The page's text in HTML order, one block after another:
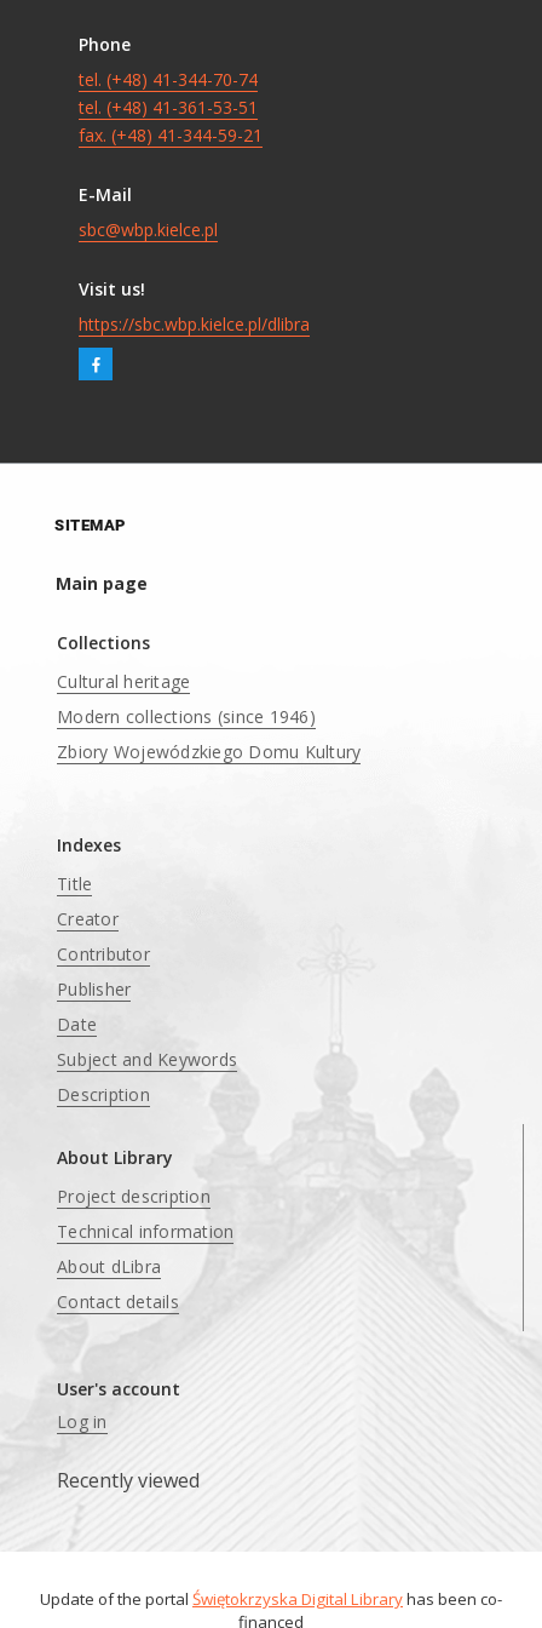
Phone
tel. (+48) 41-344-70-74
tel. (+48) 41-361-53-51
fax. (+48) 41-344-59-21
E-Mail
sbc@wbp.kielce.pl
Visit us!
https://sbc.wbp.kielce.pl/dlibra
SITEMAP
Main page
Collections
Cultural heritage
Modern collections (since 1946)
Zbiory Wojewódzkiego Domu Kultury
Indexes
Title
Creator
Contributor
Publisher
Date
Subject and Keywords
Description
About Library
Project description
Technical information
About dLibra
Contact details
User's account
Log in
Recently viewed
Update of the portal Świętokrzyska Digital Libraryhas been co-
financed